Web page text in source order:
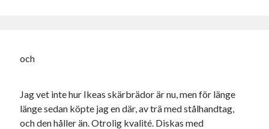
och
Jag vet inte hur Ikeas skärbrädor är nu, men för länge
länge sedan köpte jag en där, av trä med stålhandtag,
och den håller än. Otrolig kvalité. Diskas med